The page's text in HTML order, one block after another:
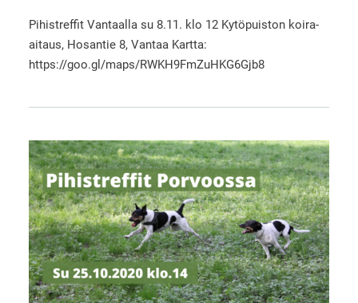
Pihistreffit Vantaalla su 8.11. klo 12 Kytöpuiston koira-
aitaus, Hosantie 8, Vantaa Kartta:
https://goo.gl/maps/RWKH9FmZuHKG6Gjb8